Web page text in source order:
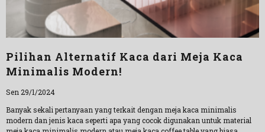
Pilihan Alternatif Kaca dari Meja Kaca
Minimalis Modern!
Sen 29/1/2024
Banyak sekali pertanyaan yang terkait dengan meja kaca minimalis
modern dan jenis kaca seperti apa yang cocok digunakan untuk material